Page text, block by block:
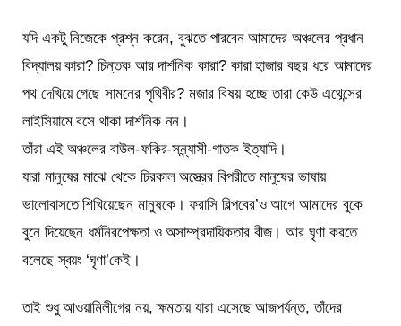
যদি একটু নিজেকে প্রশ্ন করেন, বুঝতে পারবেন আমাদের অঞ্চলের প্রধান
বিদ্যালয় কারা? চিন্তক আর দার্শনিক কারা? কারা হাজার বছর ধরে আমাদের
পথ দেখিয়ে গেছে সামনের পৃথিবীর? মজার বিষয় হচ্ছে তারা কেউ এথেন্সের
লাইসিয়ামে বসে থাকা দার্শনিক নন।
তাঁরা এই অঞ্চলের বাউল-ফকির-সন্ন্যাসী-গাতক ইত্যাদি।
যারা মানুষের মাঝে থেকে চিরকাল অস্ত্রের বিপরীতে মানুষের ভাষায়
ভালোবাসতে শিখিয়েছেন মানুষকে। ফরাসি বিল্পবের’ও আগে আমাদের বুকে
বুনে দিয়েছেন ধর্মনিরপেক্ষতা ও অসাম্প্রদায়িকতার বীজ। আর ঘৃণা করতে
বলেছে স্বয়ং ‘ঘৃণা’কেই।
তাই শুধু আওয়ামিলীগের নয়, ক্ষমতায় যারা এসেছে আজপর্যন্ত, তাঁদের